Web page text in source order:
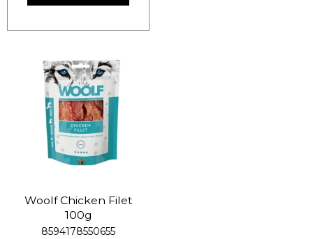
Woolf Chicken Filet
100g
8594178550655